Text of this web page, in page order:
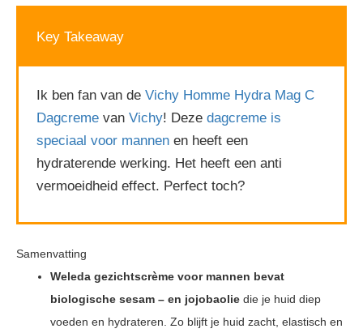
Key Takeaway
Ik ben fan van de Vichy Homme Hydra Mag C
Dagcreme van Vichy! Deze dagcreme is
speciaal voor mannen en heeft een
hydraterende werking. Het heeft een anti
vermoeidheid effect. Perfect toch?
Samenvatting
Weleda gezichtscrème voor mannen bevat
biologische sesam – en jojobaolie die je huid diep
voeden en hydrateren. Zo blijft je huid zacht, elastisch en